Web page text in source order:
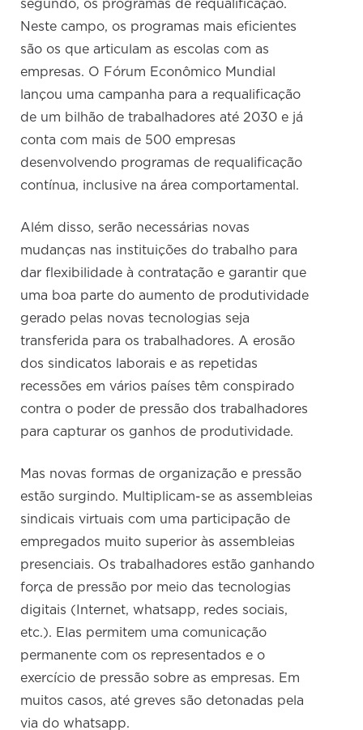
segundo, os programas de requalificação.
Neste campo, os programas mais eficientes
são os que articulam as escolas com as
empresas. O Fórum Econômico Mundial
lançou uma campanha para a requalificação
de um bilhão de trabalhadores até 2030 e já
conta com mais de 500 empresas
desenvolvendo programas de requalificação
contínua, inclusive na área comportamental.
Além disso, serão necessárias novas
mudanças nas instituições do trabalho para
dar flexibilidade à contratação e garantir que
uma boa parte do aumento de produtividade
gerado pelas novas tecnologias seja
transferida para os trabalhadores. A erosão
dos sindicatos laborais e as repetidas
recessões em vários países têm conspirado
contra o poder de pressão dos trabalhadores
para capturar os ganhos de produtividade.
Mas novas formas de organização e pressão
estão surgindo. Multiplicam-se as assembleias
sindicais virtuais com uma participação de
empregados muito superior às assembleias
presenciais. Os trabalhadores estão ganhando
força de pressão por meio das tecnologias
digitais (Internet, whatsapp, redes sociais,
etc.). Elas permitem uma comunicação
permanente com os representados e o
exercício de pressão sobre as empresas. Em
muitos casos, até greves são detonadas pela
via do whatsapp.